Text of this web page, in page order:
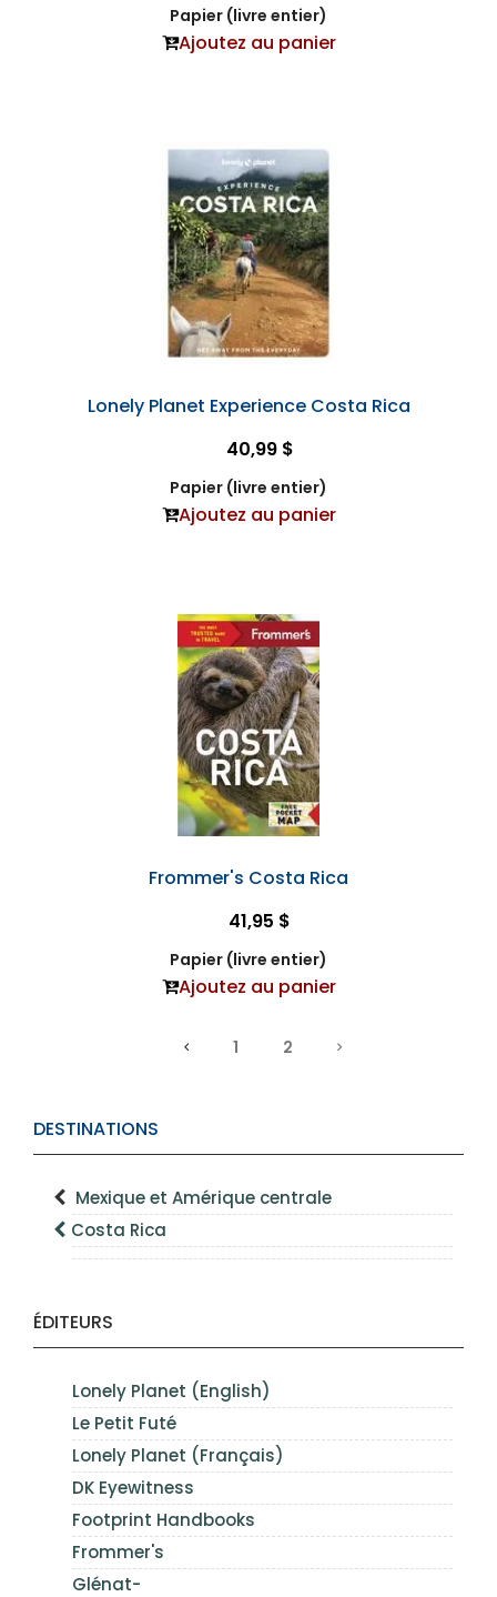
DESTINATIONS
Mexique et Amérique centrale
Costa Rica
ÉDITEURS
Lonely Planet (English)
Le Petit Futé
Lonely Planet (Français)
DK Eyewitness
Footprint Handbooks
Frommer's
Glénat-
Papier (livre entier)
Ajoutez au panier
Lonely Planet Experience Costa Rica
40,99 $
Papier (livre entier)
Ajoutez au panier
Frommer's Costa Rica
41,95 $
Papier (livre entier)
Ajoutez au panier
1 2